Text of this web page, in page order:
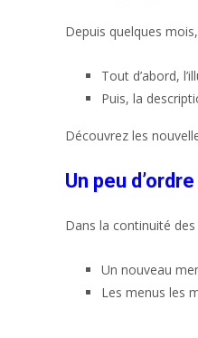
Depuis quelques
Tout d’abord,
Puis, la
Découvrez les
Un peu
Dans la continuité
Un nouveau
Les menus les